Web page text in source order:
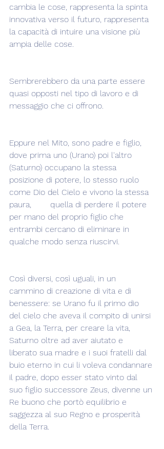
cambia le cose, rappresenta la spinta
innovativa verso il futuro, rappresenta
la capacità di intuire una visione più
ampia delle cose.
Sembrerebbero da una parte essere
quasi opposti nel tipo di lavoro e di
messaggio che ci offrono.
Eppure nel Mito, sono padre e figlio,
dove prima uno (Urano) poi l'altro
(Saturno) occupano la stessa
posizione di potere, lo stesso ruolo
come Dio del Cielo e vivono la stessa
paura, 	quella di perdere il potere
per mano del proprio figlio che
entrambi cercano di eliminare in
qualche modo senza riuscirvi.
Così diversi, così uguali, in un
cammino di creazione di vita e di
benessere: se Urano fu il primo dio
del cielo che aveva il compito di unirsi
a Gea, la Terra, per creare la vita,
Saturno oltre ad aver aiutato e
liberato sua madre e i suoi fratelli dal
buio eterno in cui li voleva condannare
il padre, dopo esser stato vinto dal
suo figlio successore Zeus, divenne un
Re buono che portò equilibrio e
saggezza al suo Regno e prosperità
della Terra.